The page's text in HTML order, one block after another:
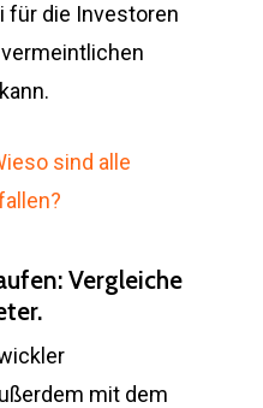
für die Investoren
sind alle
Vergleiche
mit dem